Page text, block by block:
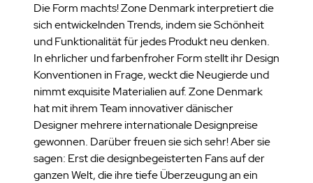
Die Form machts! Zone Denmark interpretiert die
sich entwickelnden Trends, indem sie Schönheit
und Funktionalität für jedes Produkt neu denken.
In ehrlicher und farbenfroher Form stellt ihr Design
Konventionen in Frage, weckt die Neugierde und
nimmt exquisite Materialien auf. Zone Denmark
hat mit ihrem Team innovativer dänischer
Designer mehrere internationale Designpreise
gewonnen. Darüber freuen sie sich sehr! Aber sie
sagen: Erst die designbegeisterten Fans auf der
ganzen Welt, die ihre tiefe Überzeugung an ein